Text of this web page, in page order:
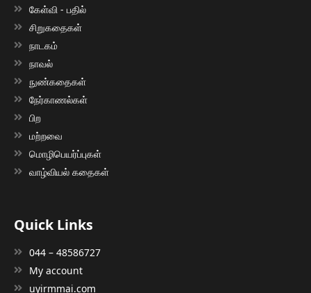
கேள்வி - பதில்
சிறுகதைகள்
நாடகம்
நாவல்
நுண்கதைகள்
நேர்காணல்கள்
பிற
மற்றவை
மொழிபெயர்ப்புகள்
வாழ்வியல் கதைகள்
Quick Links
044 – 48586727
My account
uyirmmai.com